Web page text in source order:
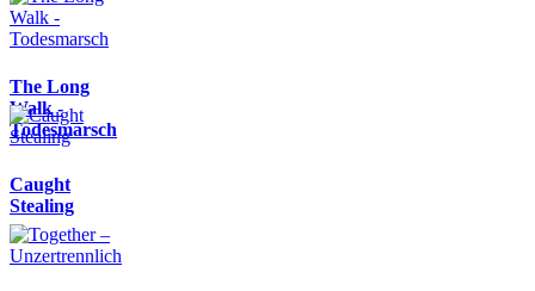
The Long
Walk -
Todesmarsch
Caught
Stealing